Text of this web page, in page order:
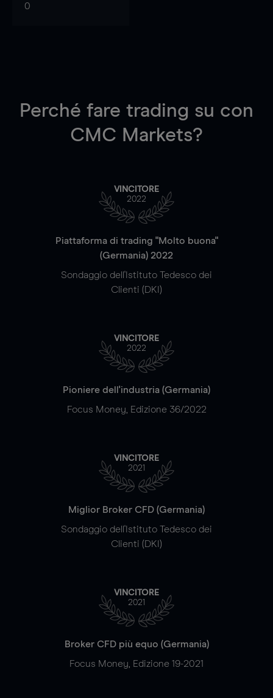
0
Perché fare trading su con
CMC Markets?
VINCITORE
2022
Piattaforma di trading "Molto buona"
(Germania) 2022
Sondaggio dell'Istituto Tedesco dei
Clienti (DKI)
VINCITORE
2022
Pioniere dell'industria (Germania)
Focus Money, Edizione 36/2022
VINCITORE
2021
Miglior Broker CFD (Germania)
Sondaggio dell'Istituto Tedesco dei
Clienti (DKI)
VINCITORE
2021
Broker CFD più equo (Germania)
Focus Money, Edizione 19-2021